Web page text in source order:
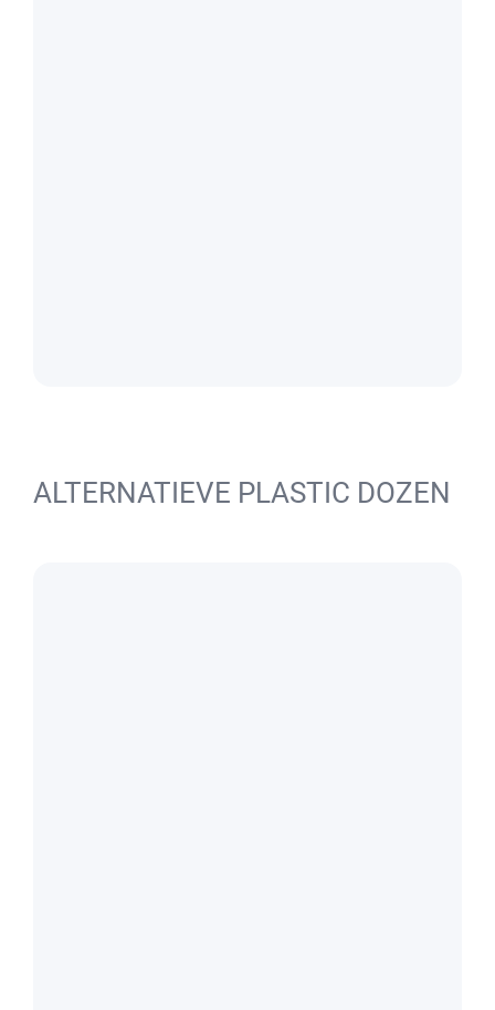
ALTERNATIEVE PLASTIC DOZEN